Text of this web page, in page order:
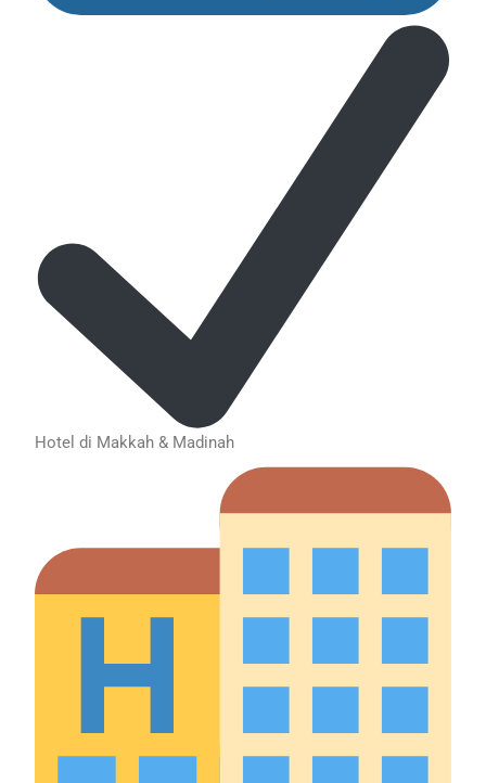
Hotel di Makkah & Madinah